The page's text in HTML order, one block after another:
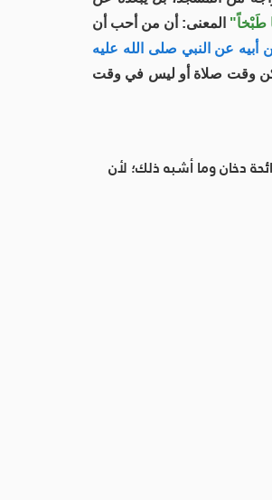
طَبْخاً" المعنى: أن من أحب أن
عن النبي صلى الله عليه
يكن وقت صلاة أو ليس في وقت
دخان وما أشبه ذلك؛ لأن